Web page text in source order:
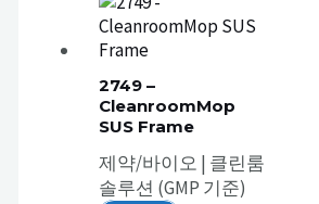
2749 –
CleanroomMop
SUS Frame
제약/바이오 | 클린룸
솔루션 (GMP 기준)